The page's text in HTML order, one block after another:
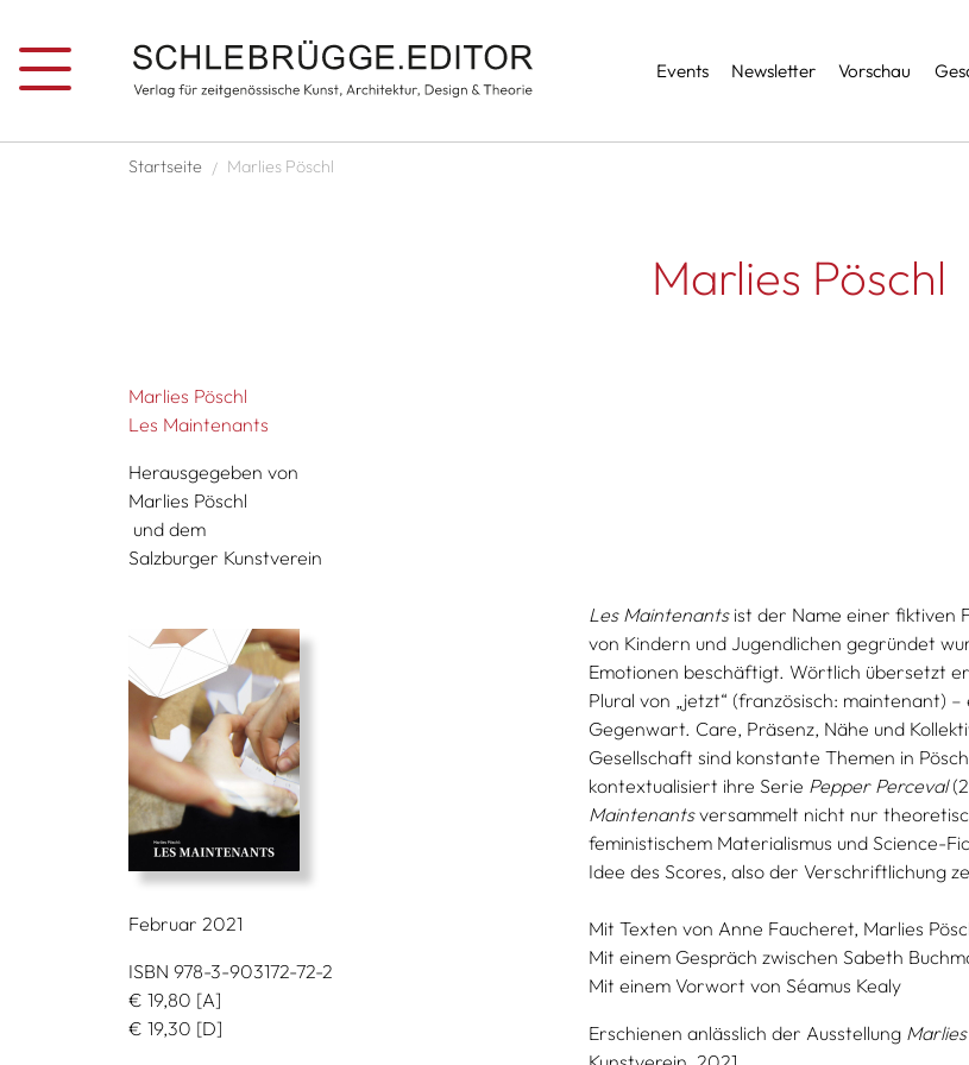
Services
Events Newsletter Vorschau
Pfadnavigation
Startseite Marlies Pöschl
Marlies Pöschl
Marlies Pöschl
Les Maintenants
Herausgegeben von
Marlies Pöschl
und dem
Salzburger Kunstverein
Februar 2021
ISBN 978-3-903172-72-2
€ 19,80 [A]
€ 19,30 [D]
Les Maintenantsist der Name einer fiktiven
von Kindern und Jugendlichen gegründet
Emotionen beschäftigt. Wörtlich übersetzt
Plural von „jetzt“ (französisch: maintenant)
Gegenwart. Care, Präsenz, Nähe und
Gesellschaft sind konstante Themen in
kontextualisiert ihre Serie Pepper Perceval
Maintenantsversammelt nicht nur
feministischem Materialismus und Science-
Idee des Scores, also der
Mit Texten von Anne Faucheret, Marlies
Mit einem Gespräch zwischen Sabeth
Mit einem Vorwort von Séamus Kealy
Erschienen anlässlich der Ausstellung